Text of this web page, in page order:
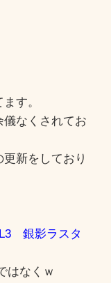
す。
なくされてお
新をしており
銀影ラスタ
はなくｗ